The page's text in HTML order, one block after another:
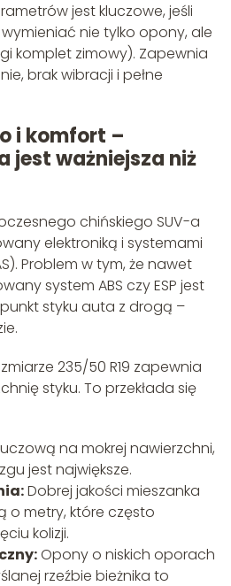
jest kluczowe, jeśli
nie tylko opony, ale
komplet zimowy). Zapewnia
brak wibracji i pełne
i komfort –
jest ważniejsza niż
chińskiego SUV-a
elektroniką i systemami
Problem w tym, że nawet
system ABS czy ESP jest
styku auta z drogą –
235/50 R19 zapewnia
styku. To przekłada się
na mokrej nawierzchni,
jest największe.
Dobrej jakości mieszanka
o metry, które często
kolizji.
Opony o niskich oporach
rzeźbie bieżnika to